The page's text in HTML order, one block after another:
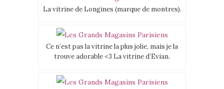
La vitrine de Longines (marque de montres).
Ce n’est pas la vitrine la plus jolie, mais je la
trouve adorable <3 La vitrine d’Evian.